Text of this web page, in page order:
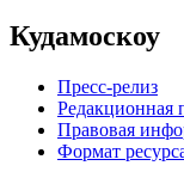
Кудамоскоу
Пресс-релиз
Редакционная
Правовая
Формат